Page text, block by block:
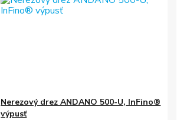
Nerezový drez ANDANO 500-U, InFino®
výpusť